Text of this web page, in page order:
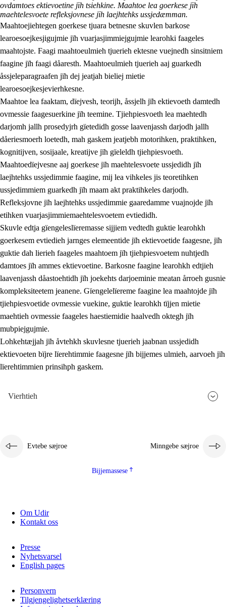
2. Lïeremen, evtiedimmien jïh skearkagimmien prinsihph
2.1 Sosijaale lïereme jïh evtiedimmie
2.2 Maahtoe faagine
2.3 Vihkeles tjiehpiesvoeth
2.4 Lïeredh lïeredh
Dåaresthfaageles teemah
ovdamtoes ektievoetine jïh tsiehkine. Maahtoe lea goerkese jïh
maehtelesvoete refleksjovnese jïh laejhtehks ussjedæmman.
Maahtoejiehtegen goerkese tjuara betnesne skuvlen barkose
learoesoejkesjigujmie jïh vuarjasjimmiejgujmie learohki faageles
maahtojste. Faagi maahtoeulmieh tjuerieh ektesne vuejnedh sinsitniem
faagine jïh faagi dåaresth. Maahtoeulmieh tjuerieh aaj guarkedh
åssjeleparagraafen jïh dej jeatjah bieliej mietie
learoesoejkesjevierhkesne.
Maahtoe lea faaktam, dïejvesh, teorijh, åssjelh jïh ektievoeth damtedh
ovmessie faagesuerkine jïh teemine. Tjiehpiesvoeth lea maehtedh
darjomh jallh prosedyjrh gïetedidh gosse laavenjassh darjodh jallh
dåeriesmoerh loetedh, mah gaskem jeatjebh motorihken, praktihken,
kognitijven, sosijaale, kreatijve jïh gïeleldh tjiehpiesvoeth.
Maahtoedïejvesne aaj goerkese jïh maehtelesvoete ussjedidh jïh
laejhtehks ussjedimmie faagine, mij lea vihkeles jis teoretihken
ussjedimmiem guarkedh jïh maam akt praktihkeles darjodh.
Refleksjovne jïh laejhtehks ussjedimmie gaaredamme vuajnojde jïh
etihken vuarjasjimmiemaehtelesvoetem evtiedidh.
Skuvle edtja gïengeleslïeremasse sijjiem vedtedh guktie learohkh
goerkesem evtiedieh jarnges elemeentide jïh ektievoetide faagesne, jïh
guktie dah lierieh faageles maahtoem jïh tjiehpiesvoetem nuhtjedh
damtoes jïh ammes ektievoetine. Barkosne faagine learohkh edtjieh
laavenjassh dåastoehtidh jïh joekehts darjoeminie meatan årroeh gusnie
kompleksiteetem jeanene. Gïengelelïereme faagine lea maahtojde jïh
tjiehpiesvoetide ovmessie vuekine, guktie learohkh tïjjen mietie
maehtieh ovmessie faageles haestiemidie haalvedh oktegh jïh
mubpiejgujmie.
Lohkehtæjjah jïh åvtehkh skuvlesne tjuerieh jaabnan ussjedidh
ektievoeten bïjre lïerehtimmie faagesne jïh bijjemes ulmieh, aarvoeh jïh
lïerehtimmien prinsihph gaskem.
Vierhtieh
Evtebe sæjroe Minngebe sæjroe
Bijjemassese
Om Udir
Kontakt oss
Presse
Nyhetsvarsel
English pages
Personvern
Tilgjengelighetserklæring